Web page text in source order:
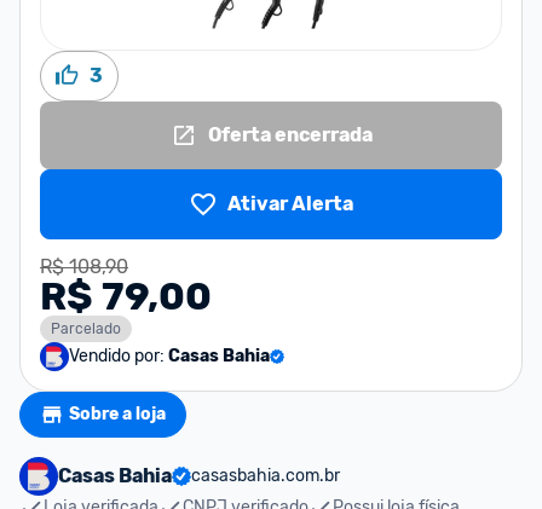
3
Oferta encerrada
Ativar Alerta
R$ 108,90
R$ 79,00
Parcelado
Vendido por: Casas Bahia
Sobre a loja
Casas Bahia
casasbahia.com.br